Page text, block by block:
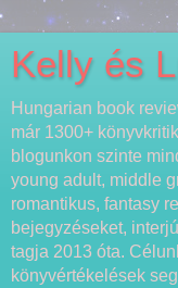
Kelly és
Hungarian book
már 1300+
blogunkon szinte
young adult, middle
romantikus, fantasy
bejegyzéseket,
tagja 2013 óta.
könyvértékelések